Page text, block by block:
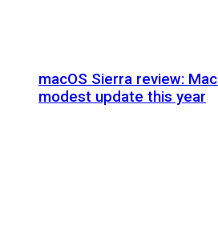
macOS Sierra review:
modest update this year